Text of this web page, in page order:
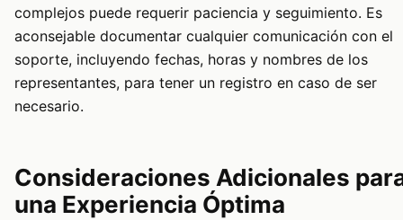
complejos puede requerir paciencia y seguimiento. Es
aconsejable documentar cualquier comunicación con el
soporte, incluyendo fechas, horas y nombres de los
representantes, para tener un registro en caso de ser
necesario.
Consideraciones Adicionales
una Experiencia Óptima